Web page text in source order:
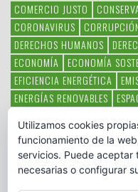
COMERCIO JUSTO
CORONAVIRUS
DERECHOS HUMANOS
ECONOMÍA
ECONOMÍA
EFICIENCIA ENERGÉTICA
ENERGÍAS RENOVABLES
HAMBRE LATINOAMÉRICA
OBJETIVOS DEL MILENIO
PUEBLOS INDÍGENAS RSC
SOLIDARIDAD
Utilizamos cookies
funcionamiento de la
servicios. Puede aceptar
necesarias o configurar